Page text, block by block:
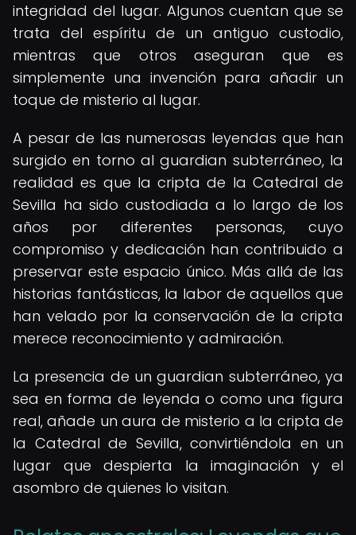
integridad del lugar. Algunos cuentan que se
trata del espíritu de un antiguo custodio,
mientras que otros aseguran que es
simplemente una invención para añadir un
toque de misterio al lugar.
A pesar de las numerosas leyendas que han
surgido en torno al guardian subterráneo, la
realidad es que la cripta de la Catedral de
Sevilla ha sido custodiada a lo largo de los
años por diferentes personas, cuyo
compromiso y dedicación han contribuido a
preservar este espacio único. Más allá de las
historias fantásticas, la labor de aquellos que
han velado por la conservación de la cripta
merece reconocimiento y admiración.
La presencia de un guardian subterráneo, ya
sea en forma de leyenda o como una figura
real, añade un aura de misterio a la cripta de
la Catedral de Sevilla, convirtiéndola en un
lugar que despierta la imaginación y el
asombro de quienes lo visitan.